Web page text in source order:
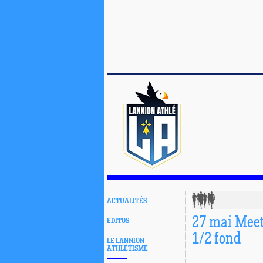
ACTUALITÉS
EDITOS
LE LANNION
ATHLÉTISME
27 mai
1/2 fond